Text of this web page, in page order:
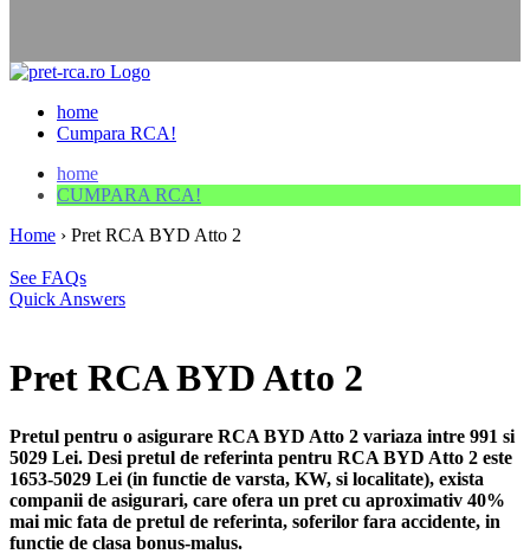
home
Cumpara RCA!
home
CUMPARA RCA!
Home › Pret RCA BYD Atto 2
See FAQs
Quick Answers
Pret RCA BYD Atto 2
Pretul pentru o asigurare RCA BYD Atto 2 variaza intre 991 si
5029 Lei. Desi pretul de referinta pentru RCA BYD Atto 2 este
1653-5029 Lei (in functie de varsta, KW, si localitate), exista
companii de asigurari, care ofera un pret cu aproximativ 40%
mai mic fata de pretul de referinta, soferilor fara accidente, in
functie de clasa bonus-malus.